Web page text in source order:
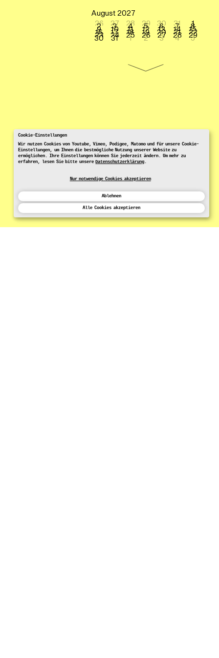
Cookie-Einstellungen
Wir nutzen Cookies von Youtube, Vimeo, Podigee, Matomo und für unsere Cookie-
Einstellungen, um Ihnen die bestmögliche Nutzung unserer Website zu
ermöglichen. Ihre Einstellungen können Sie jederzeit ändern. Um mehr zu
erfahren, lesen Sie bitte unsereDatenschutzerklärung.
Nur notwendige Cookies akzeptieren
Ablehnen
Alle Cookies akzeptieren
August 2027
26
27 28 29 30 31 1
2 3 4 5 6 7 8
9 10 11 12 13 14 15
16 17 18 19 20 21 22
23 24 25 26 27 28 29
30 31 1 2 3 4 5